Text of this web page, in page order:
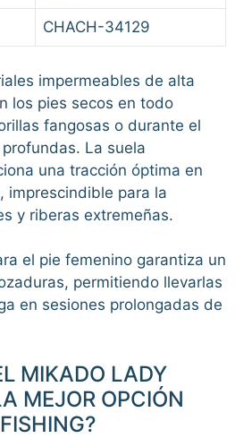
CHACH-34129
impermeables de alta
los pies secos en todo
fangosas o durante el
La suela
una tracción óptima en
imprescindible para la
y riberas extremeñas.
el pie femenino garantiza un
permitiendo llevarlas
en sesiones prolongadas de
MIKADO LADY
MEJOR OPCIÓN